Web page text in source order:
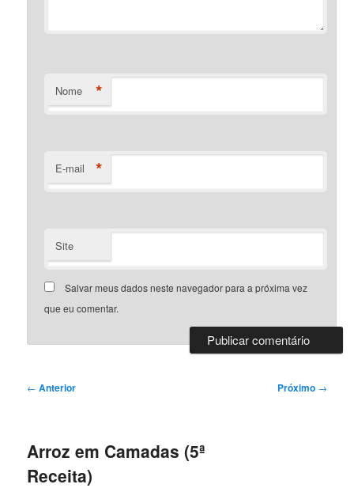
Nome *
E-mail *
Site
Salvar meus dados neste navegador para a próxima vez
que eu comentar.
Navegação
← Anterior Próximo →
Arroz em Camadas (5ª
Receita)